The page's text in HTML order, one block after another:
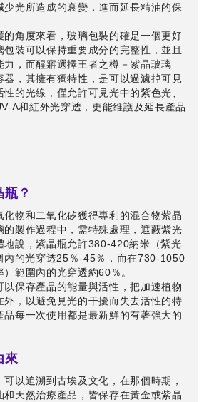
少光所造成的衰變，進而延長精油的保
的角度來看，玻璃包裝的確是一個更好
包裝可以保持重要成分的完整性，並且
力，而醒寤選擇王者之樽－紫晶玻璃
器，其擁有獨特性，是可以過濾掉可見
的光線，僅允許可見光中的紫色光、
A和紅外光穿透，更能維護及延長產品
？
化物和二氧化矽獲得專利的混合物紫晶
的製作過程中，需特殊處理，遮蔽紫光
地說，紫晶瓶允許380-420納米（紫光
內的光穿透25％-45％，而在730-1050
範圍內的光穿透約60％。
以保存產品的能量與活性，把加速植物
外，以避免見光的干擾而失去活性的特
品每一次使用都是最新鮮的有著強大的
來
以追溯到古埃及文化，在那個時期，
和天然治療產品，皆保存在黃金或紫晶